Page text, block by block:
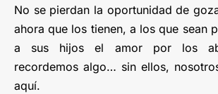
No se pierdan la oportunidad de
ahora que los tienen, a los que sean
a sus hijos el amor por los
recordemos algo… sin ellos,
aquí.